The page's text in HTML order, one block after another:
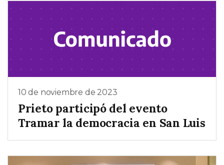
10 de noviembre de 2023
Prieto participó del evento
Tramar la democracia en San Luis